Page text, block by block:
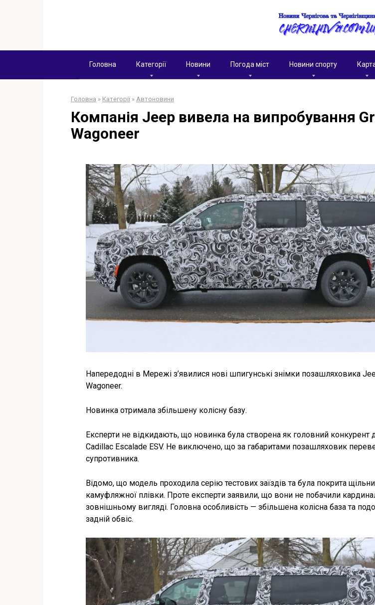
Головна Категорії Новини Погода міст Новини спорту
Головна » Категорії » Автоновини
Компанія Jeep вивела на випробування
Wagoneer
Напередодні в Мережі з’явилися нові шпигунські знімки позашляховика
Wagoneer.
Новинка отримала збільшену колісну базу.
Експерти не відкидають, що новинка була створена як головний конкурент
Cadillac Escalade ESV. Не виключено, що за габаритами позашляховик
супротивника.
Відомо, що модель проходила серію тестових заїздів та була покрита
камуфляжної плівки. Проте експерти заявили, що вони не побачили
зовнішньому вигляді. Головна особливість — збільшена колісна база та
задній обвіс.